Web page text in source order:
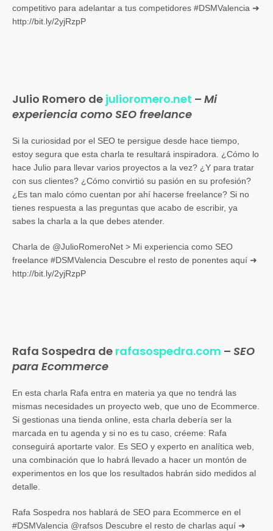
competitivo para adelantar a tus competidores #DSMValencia ➜
http://bit.ly/2yjRzpP
Julio Romero de julioromero.net – Mi
experiencia como SEO freelance
Si la curiosidad por el SEO te persigue desde hace tiempo,
estoy segura que esta charla te resultará inspiradora. ¿Cómo lo
hace Julio para llevar varios proyectos a la vez? ¿Y para tratar
con sus clientes? ¿Cómo convirtió su pasión en su profesión?
¿Es tan malo cómo cuentan por ahí hacerse freelance? Si no
tienes respuesta a las preguntas que acabo de escribir, ya
sabes la charla a la que debes atender.
Charla de @JulioRomeroNet > Mi experiencia como SEO
freelance #DSMValencia Descubre el resto de ponentes aquí ➜
http://bit.ly/2yjRzpP
Rafa Sospedra de rafasospedra.com – SEO
para Ecommerce
En esta charla Rafa entra en materia ya que no tendrá las
mismas necesidades un proyecto web, que uno de Ecommerce.
Si gestionas una tienda online, esta charla debería ser la
marcada en tu agenda y si no es tu caso, créeme: Rafa
conseguirá aportarte valor. Es SEO y experto en analítica web,
una combinación que lo habrá llevado a hacer un montón de
experimentos en los que los resultados habrán sido medidos al
detalle.
Rafa Sospedra nos hablará de SEO para Ecommerce en el
#DSMValencia @rafsos Descubre el resto de charlas aquí ➜